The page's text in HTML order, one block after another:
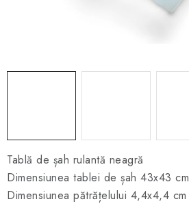
Tablă de șah rulantă neagră
Dimensiunea tablei de șah 43x43 cm
Dimensiunea pătrățelului 4,4x4,4 cm